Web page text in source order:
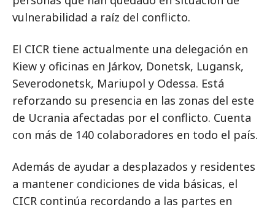
vulnerabilidad a raíz del conflicto.
El CICR tiene actualmente una delegación en
Kiew y oficinas en Járkov, Donetsk, Lugansk,
Severodonetsk, Mariupol y Odessa. Está
reforzando su presencia en las zonas del este
de Ucrania afectadas por el conflicto. Cuenta
con más de 140 colaboradores en todo el país.
Además de ayudar a desplazados y residentes
a mantener condiciones de vida básicas, el
CICR continúa recordando a las partes en